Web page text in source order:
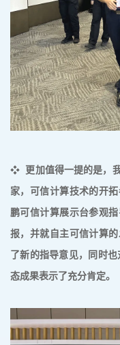
❖ 更加值得一提的是，
家，可信计算技术的开
鹏可信计算展示台参观
报，并就自主可信计算
了新的指导意见，同时
态成果表示了充分肯定。